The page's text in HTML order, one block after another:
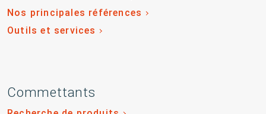
Nos principales références
Outils et services
Commettants